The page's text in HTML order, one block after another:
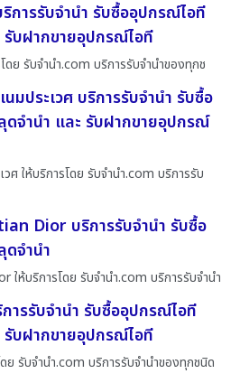
การรับจำนำ รับซื้ออุปกรณ์ไอที
รับฝากขายอุปกรณ์ไอที
ดย รับจํานํา.com บริการรับจำนำของทุกช
นมประเวศ บริการรับจำนำ รับซื้อ
จำนำ และ รับฝากขายอุปกรณ์
วศ ให้บริการโดย รับจํานํา.com บริการรับ
Dior บริการรับจำนำ รับซื้อ
จำนำ
ให้บริการโดย รับจํานํา.com บริการรับจำนำ
ารรับจำนำ รับซื้ออุปกรณ์ไอที
รับฝากขายอุปกรณ์ไอที
ย รับจํานํา.com บริการรับจำนำของทุกชนิด